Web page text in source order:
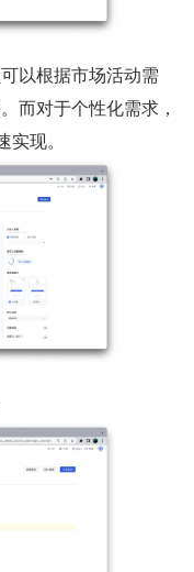
以根据市场活动需
而对于个性化需求，
现。